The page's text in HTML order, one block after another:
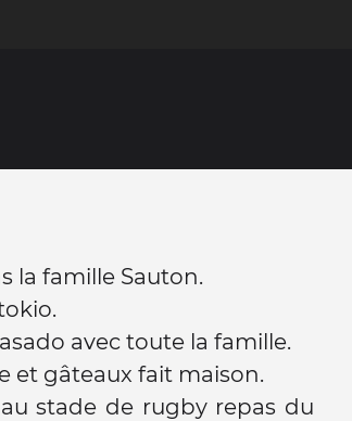
la famille Sauton.
avec toute la famille.
et gâteaux fait maison.
stade de rugby repas du